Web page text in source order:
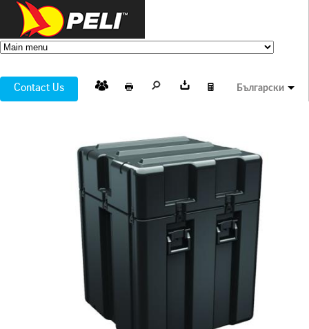
Contact Us Български